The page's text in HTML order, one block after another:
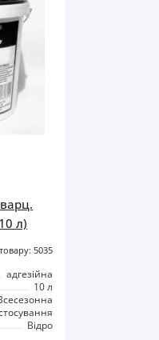
л)
5035
адгезійна
10 л
Відро